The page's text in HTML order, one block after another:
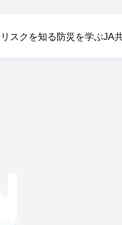
リスクを知る 防災を学ぶJA